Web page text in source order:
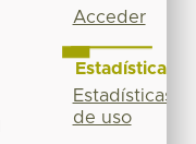
Acceder
Estadísticas
Estadísticas
de uso